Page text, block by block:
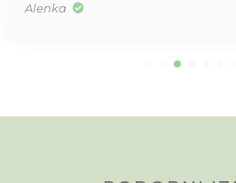
Alenka